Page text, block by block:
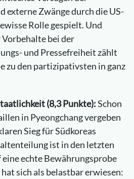
externe Zwänge durch die US-
Rolle gespielt. Und
bei der
und Pressefreiheit zählt
zu den partizipativsten in ganz
(8,3 Punkte):Schon
in Pyeongchang vergeben
Sieg für Südkoreas
ist in den letzten
echte Bewährungsprobe
sich als belastbar erwiesen: